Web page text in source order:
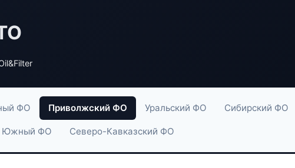
ФО Приволжский ФО Уральский ФО Сибирский ФО
Южный ФО Северо-Кавказский ФО